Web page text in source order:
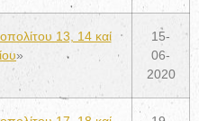
13, 14 καί
»
15-
06-
2020